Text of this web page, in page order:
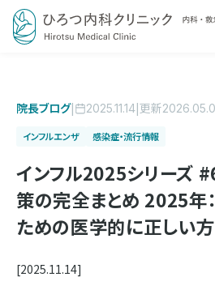
院長ブログ| 2025.11.14|更新
インフルエンザ 感染症・流行情報
インフル2025シリーズ
策の完全まとめ 2025年
ための医学的に正しい
[2025.11.14]